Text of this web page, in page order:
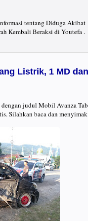
tentang Diduga Akibat
Kembali Beraksi di Youtefa .
Listrik, 1 MD
judul Mobil Avanza
Silahkan baca dan menyimak